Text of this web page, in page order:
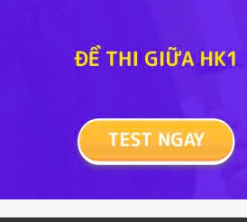
nhóm sinh vật nào?
học 10
mấy pha là những pha nào?
học 10